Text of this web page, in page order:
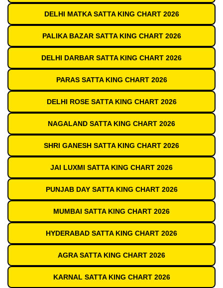
DELHI MATKA SATTA KING CHART 2026
PALIKA BAZAR SATTA KING CHART 2026
DELHI DARBAR SATTA KING CHART 2026
PARAS SATTA KING CHART 2026
DELHI ROSE SATTA KING CHART 2026
NAGALAND SATTA KING CHART 2026
SHRI GANESH SATTA KING CHART 2026
JAI LUXMI SATTA KING CHART 2026
PUNJAB DAY SATTA KING CHART 2026
MUMBAI SATTA KING CHART 2026
HYDERABAD SATTA KING CHART 2026
AGRA SATTA KING CHART 2026
KARNAL SATTA KING CHART 2026